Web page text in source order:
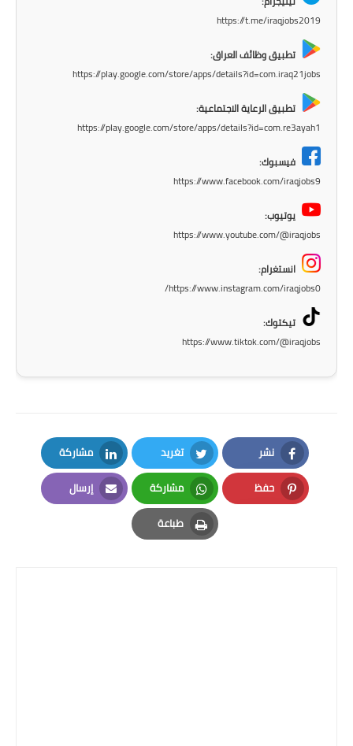
الجامعات
الطقس
https://t.me/iraqjobs2019
تطبيق وظائف العراق:
https://play.google.com/store/apps/details?id=com.iraq21jobs
تطبيق الرعاية الاجتماعية:
https://play.google.com/store/apps/details?id=com.re3ayah1
فيسبوك:
https://www.facebook.com/iraqjobs9
يوتيوب:
https://www.youtube.com/@iraqjobs
انستغرام:
https://www.instagram.com/iraqjobs0/
تيكتوك:
https://www.tiktok.com/@iraqjobs
نشر
Facebook
تغريد
Twitter
مشاركة
LinkedIn
حفظ
Pinterest
مشاركة
Whatsapp
إرسال
Email
طباعة
Print